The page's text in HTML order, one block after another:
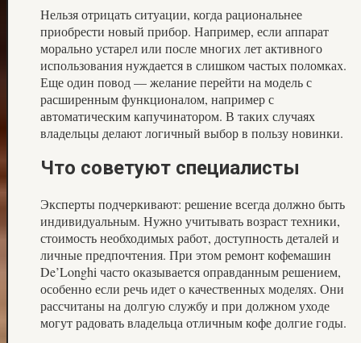
Нельзя отрицать ситуации, когда рациональнее
приобрести новый прибор. Например, если аппарат
морально устарел или после многих лет активного
использования нуждается в слишком частых поломках.
Еще один повод — желание перейти на модель с
расширенным функционалом, например с
автоматическим капучинатором. В таких случаях
владельцы делают логичный выбор в пользу новинки.
Что советуют специалисты
Эксперты подчеркивают: решение всегда должно быть
индивидуальным. Нужно учитывать возраст техники,
стоимость необходимых работ, доступность деталей и
личные предпочтения. При этом ремонт кофемашин
De’Longhi часто оказывается оправданным решением,
особенно если речь идет о качественных моделях. Они
рассчитаны на долгую службу и при должном уходе
могут радовать владельца отличным кофе долгие годы.